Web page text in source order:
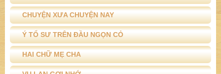
CHUYỆN XƯA CHUYỆN NAY
Ý TỔ SƯ TRÊN ĐẦU NGỌN CỎ
HAI CHỮ MẸ CHA